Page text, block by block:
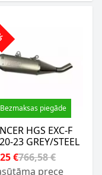
Bezmaksas piegāde
HGS EXC-F
23 GREY/STEEL
€766,58 €
prece